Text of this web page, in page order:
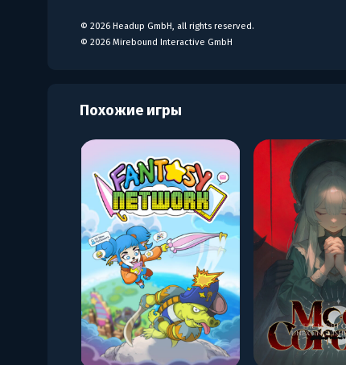
© 2026 Headup GmbH, all rights reserved.
© 2026 Mirebound Interactive GmbH
Похожие игры